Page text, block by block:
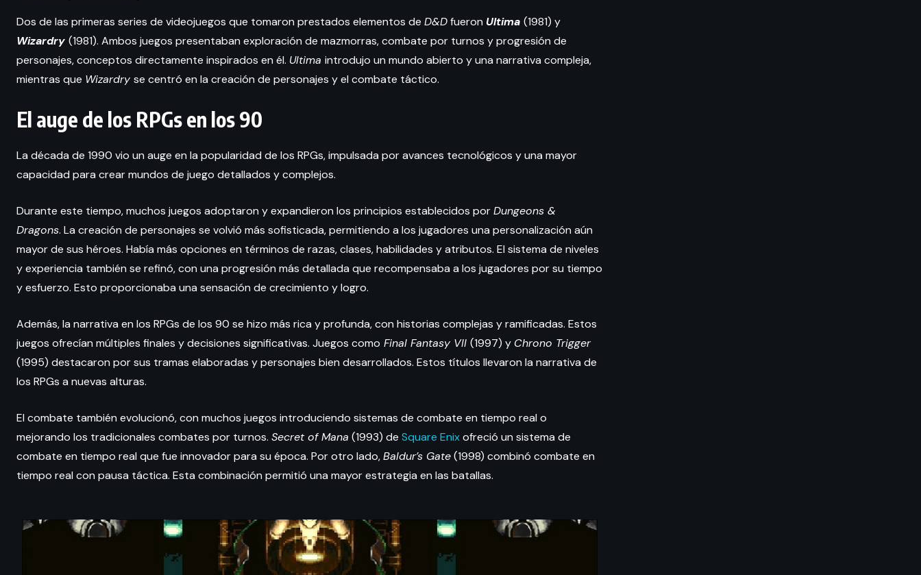
Dos de las primeras series de videojuegos que tomaron prestados elementos de D&Dfueron Ultima (1981) y
Wizardry (1981). Ambos juegos presentaban exploración de mazmorras, combate por turnos y progresión de
personajes, conceptos directamente inspirados en él. Ultima introdujo un mundo abierto y una narrativa compleja,
mientras que Wizardry se centró en la creación de personajes y el combate táctico.
El auge de los RPGs en los 90
La década de 1990 vio un auge en la popularidad de los RPGs, impulsada por avances tecnológicos y una mayor
capacidad para crear mundos de juego detallados y complejos.
Durante este tiempo, muchos juegos adoptaron y expandieron los principios establecidos porDungeons &
Dragons. La creación de personajes se volvió más sofisticada, permitiendo a los jugadores una personalización aún
mayor de sus héroes. Había más opciones en términos de razas, clases, habilidades y atributos. El sistema de niveles
y experiencia también se refinó, con una progresión más detallada que recompensaba a los jugadores por su tiempo
y esfuerzo. Esto proporcionaba una sensación de crecimiento y logro.
Además, la narrativa en los RPGs de los 90 se hizo más rica y profunda, con historias complejas y ramificadas. Estos
juegos ofrecían múltiples finales y decisiones significativas. Juegos como Final Fantasy VII (1997) y Chrono Trigger
(1995) destacaron por sus tramas elaboradas y personajes bien desarrollados. Estos títulos llevaron la narrativa de
los RPGs a nuevas alturas.
El combate también evolucionó, con muchos juegos introduciendo sistemas de combate en tiempo real o
mejorando los tradicionales combates por turnos. Secret of Mana (1993) de Square Enixofreció un sistema de
combate en tiempo real que fue innovador para su época. Por otro lado,Baldur’s Gate(1998) combinó combate en
tiempo real con pausa táctica. Esta combinación permitió una mayor estrategia en las batallas.